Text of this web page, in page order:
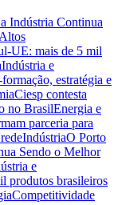
Indústria Continua
UE: mais de 5 mil
Indústria e
estratégia e
Ciesp contesta
no BrasilEnergia e
parceria para
IndústriaO Porto
Sendo o Melhor
e
produtos brasileiros
Competitividade